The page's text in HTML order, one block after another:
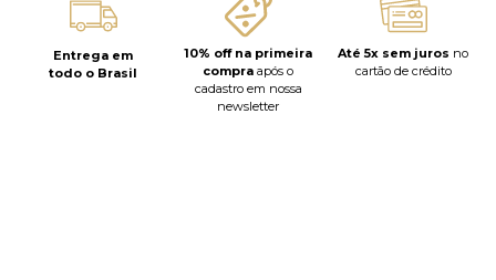
Entrega em
todo o Brasil
10% off na primeira
compra após o
cadastro em nossa
newsletter
Até 5x sem juros no
cartão de crédito